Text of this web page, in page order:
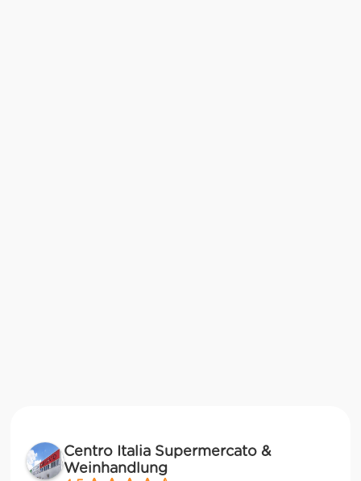
Centro Italia Supermercato &
Weinhandlung